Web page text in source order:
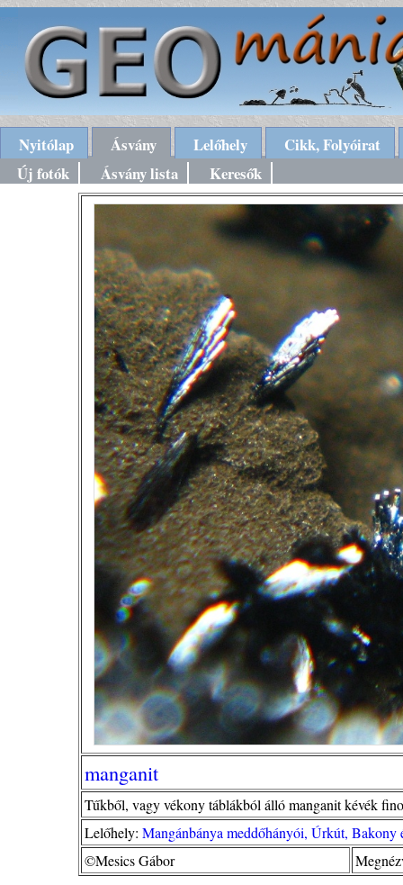
Nyitólap Ásvány Lelőhely
Cikk, Folyóirat
Új fotók
Ásvány lista Keresők
manganit
Tűkből, vagy vékony táblákból álló manganit kévék
Lelőhely: Mangánbánya meddőhányói, Úrkút, Bakony
©Mesics Gábor